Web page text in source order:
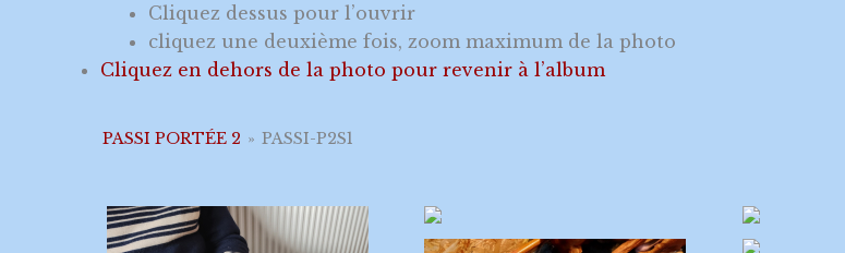
Cliquez dessus pour l’ouvrir
cliquez une deuxième fois, zoom maximum de la photo
Cliquez en dehors de la photo pour revenir à l’album
PASSI PORTÉE 2 » PASSI-P2S1